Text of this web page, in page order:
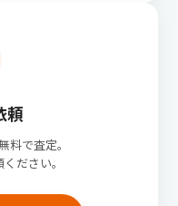
頼
料で査定。
ださい。